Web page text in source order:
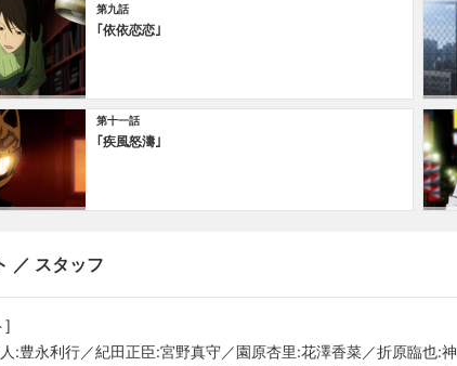
第九話
｢依依恋恋｣
第十一話
｢疾風怒濤｣
／ スタッフ
]
:豊永利行／紀田正臣:宮野真守／園原杏里:花澤香菜／折原臨也: